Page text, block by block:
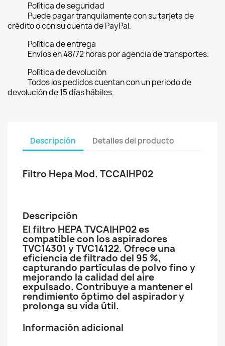
Política de seguridad
Puede pagar tranquilamente con su tarjeta de
crédito o con su cuenta de PayPal.
Política de entrega
Envíos en 48/72 horas por agencia de transportes.
Política de devolución
Todos los pedidos cuentan con un periodo de
devolución de 15 días hábiles.
Descripción Detalles del producto
Filtro Hepa Mod. TCCAIHP02
Descripción
El filtro HEPA TVCAIHP02 es
compatible con los aspiradores
TVC14301 y TVC14122. Ofrece una
eficiencia de filtrado del 95 %,
capturando partículas de polvo fino y
mejorando la calidad del aire
expulsado. Contribuye a mantener el
rendimiento óptimo del aspirador y
prolonga su vida útil.
Información adicional